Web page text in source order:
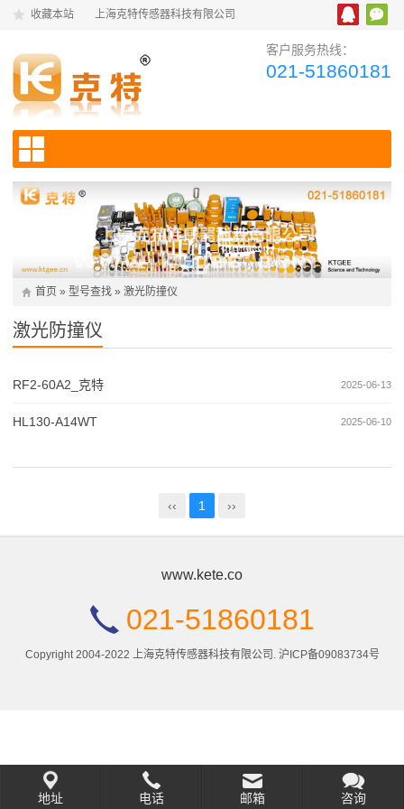
收藏本站 上海克特传感器科技有限公司
客户服务热线：
021-51860181
首页 » 型号查找 » 激光防撞仪
激光防撞仪
2025-06-13
RF2-60A2_克特
2025-06-10
HL130-A14WT
‹‹ 1 ››
www.kete.co
021-51860181
Copyright 2004-2022 上海克特传感器科技有限公司. 沪ICP备09083734号
地址 电话 邮箱 咨询